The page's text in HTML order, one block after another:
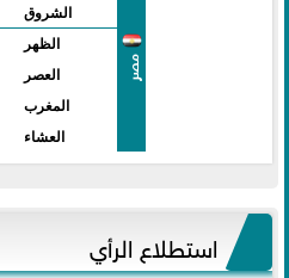
مصر
الشروق
الظهر
العصر
المغرب
العشاء
استطلاع الرأي